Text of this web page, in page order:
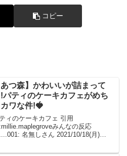
コピー
あつ森】かわいいが詰まって
パティのケーキカフェがめち
ワな件!🍓
ィのケーキカフェ 引用
みんなの反応
名無しさん 2021/10/18(月)